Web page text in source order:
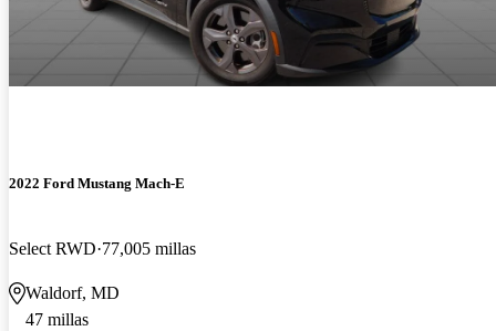
2022 Ford Mustang Mach-E
Select RWD 77,005 millas
Waldorf, MD
47 millas